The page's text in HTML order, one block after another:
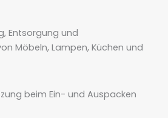
Entsorgung und
Möbeln, Lampen, Küchen und
beim Ein- und Auspacken